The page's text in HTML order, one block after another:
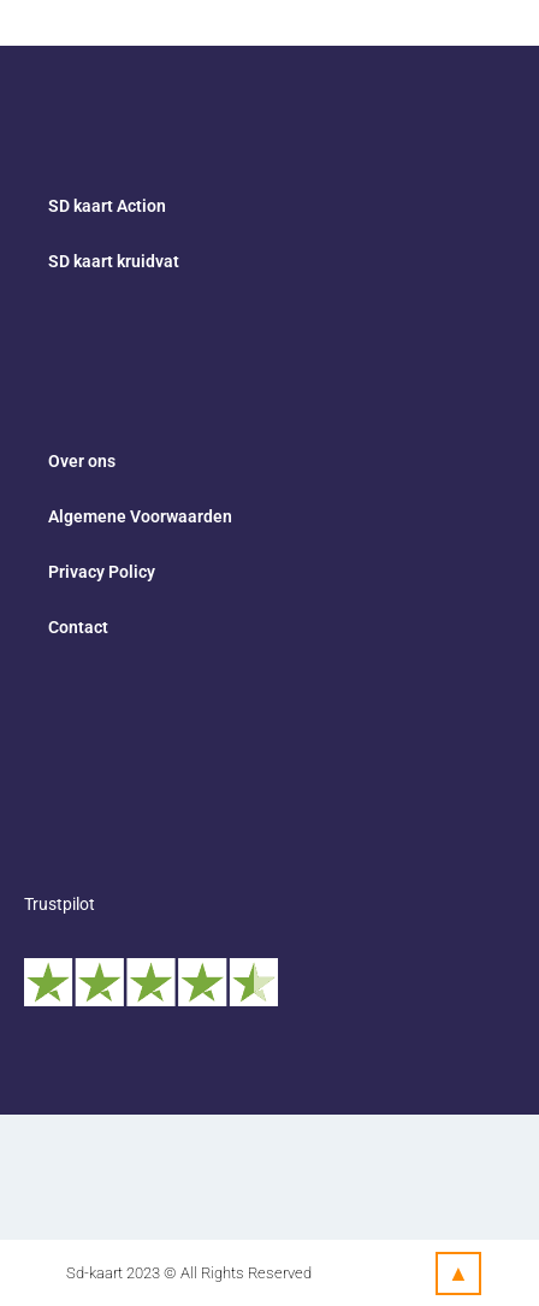
SD kaart Action
SD kaart kruidvat
Over ons
Algemene Voorwaarden
Privacy Policy
Contact
Trustpilot
Sd-kaart 2023 © All Rights Reserved ▲